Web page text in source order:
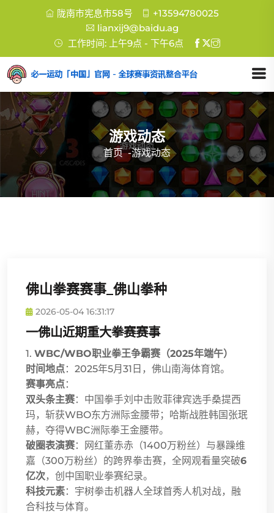
陇南市宪息市58号
+13594780025
lianxij9@baidu.ag
工作时间: 上午9点 - 下午6点
游戏动态
首页 -游戏动态
佛山拳赛赛事_佛山拳种
2026-05-04 16:31:17
一佛山近期重大拳赛赛事
1. WBC/WBO职业拳王争霸赛（2025年端午）
时间地点：2025年5月31日，佛山南海体育馆。
赛事亮点：
双头条主赛：中国拳手刘中击败菲律宾选手桑提西
玛，斩获WBO东方洲际金腰带；哈斯战胜韩国张珉
赫，夺得WBC洲际拳王金腰带。
破圈表演赛：网红董赤赤（1400万粉丝）与暴躁维
嘉（300万粉丝）的跨界拳击赛，全网观看量突破6
亿次，创中国职业拳赛纪录。
科技元素：宇树拳击机器人全球首秀人机对战，融
合科技与体育。